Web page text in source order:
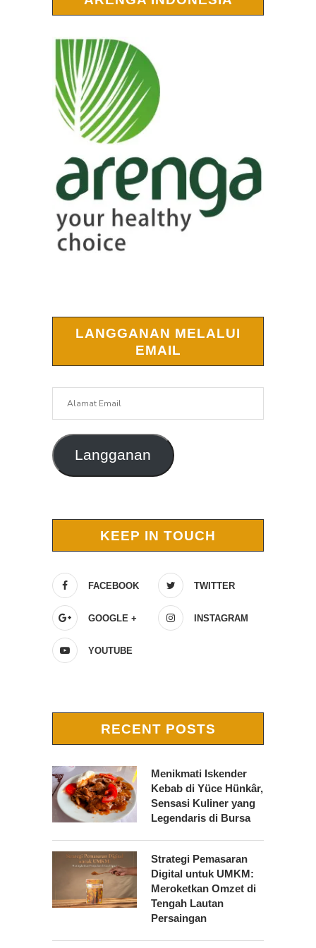
LANGGANAN MELALUI
EMAIL
Langganan
KEEP IN TOUCH
FACEBOOK TWITTER
GOOGLE + INSTAGRAM
YOUTUBE
RECENT POSTS
Menikmati Iskender
Kebab di Yüce Hünkâr,
Sensasi Kuliner yang
Legendaris di Bursa
Strategi Pemasaran
Digital untuk UMKM:
Meroketkan Omzet di
Tengah Lautan
Persaingan